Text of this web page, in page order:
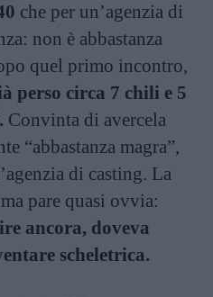
che per un’agenzia di
non è abbastanza
quel primo incontro,
perso circa 7 chili e 5
Convinta di avercela
“abbastanza magra”,
di casting. La
pare quasi ovvia:
ancora, doveva
scheletrica.